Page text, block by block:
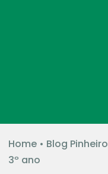
Home• Blog Pinheiro
3º ano